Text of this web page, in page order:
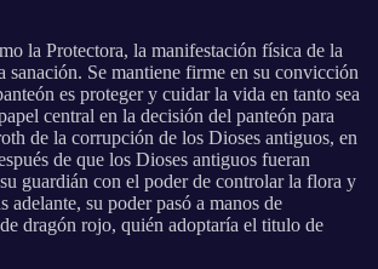
la Protectora, la manifestación física de la
sanación. Se mantiene firme en su convicción
es proteger y cuidar la vida en tanto sea
central en la decisión del panteón para
de la corrupción de los Dioses antiguos, en
de que los Dioses antiguos fueran
guardián con el poder de controlar la flora y
adelante, su poder pasó a manos de
dragón rojo, quién adoptaría el titulo de